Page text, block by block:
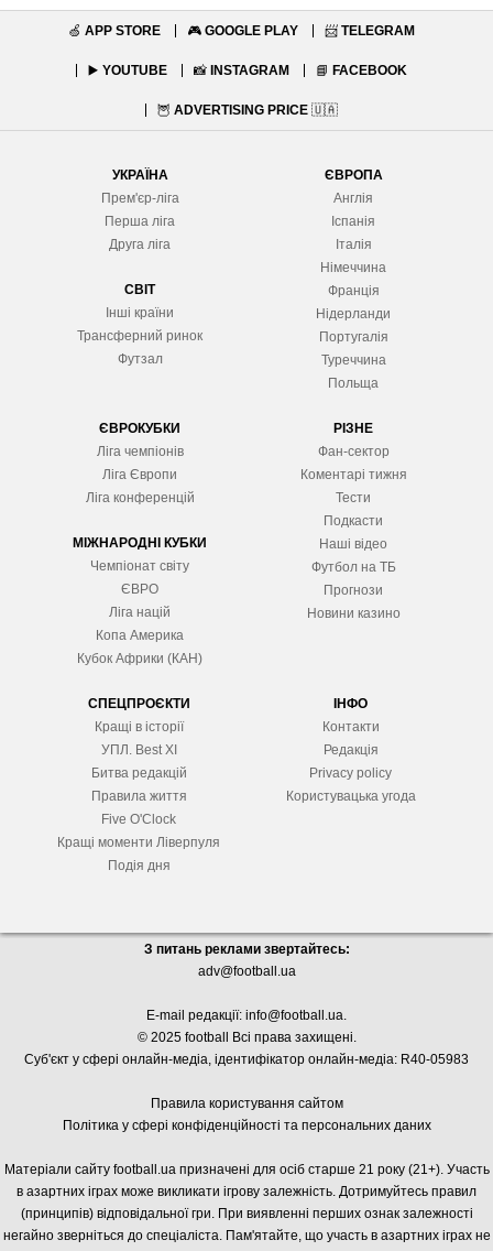
🍏 APP STORE 🎮 GOOGLE PLAY 📨 TELEGRAM
▶️ YOUTUBE 📸 INSTAGRAM 📘 FACEBOOK
🦉 ADVERTISING PRICE 🇺🇦
УКРАЇНА
Прем'єр-ліга
Перша ліга
Друга ліга
СВІТ
Інші країни
Трансферний ринок
Футзал
ЄВРОПА
Англія
Іспанія
Італія
Німеччина
Франція
Нідерланди
Португалія
Туреччина
Польща
ЄВРОКУБКИ
Ліга чемпіонів
Ліга Європи
Ліга конференцій
МІЖНАРОДНІ КУБКИ
Чемпіонат світу
ЄВРО
Ліга націй
Копа Америка
Кубок Африки (КАН)
РІЗНЕ
Фан-сектор
Коментарі тижня
Тести
Подкасти
Наші відео
Футбол на ТБ
Прогнози
Новини казино
СПЕЦПРОЄКТИ
Кращі в історії
УПЛ. Best XІ
Битва редакцій
Правила життя
Five O'Clock
Кращі моменти Ліверпуля
Подія дня
ІНФО
Контакти
Редакція
Privacy policy
Користувацька угода
З питань реклами звертайтесь:
adv@football.ua
E-mail редакції: info@football.ua.
© 2025 football Всі права захищені.
Суб'єкт у сфері онлайн-медіа, ідентифікатор онлайн-медіа: R40-05983
Правила користування сайтом
Політика у сфері конфіденційності та персональних даних
Матеріали сайту football.ua призначені для осіб старше 21 року (21+). Участь
в азартних іграх може викликати ігрову залежність. Дотримуйтесь правил
(принципів) відповідальної гри. При виявленні перших ознак залежності
негайно зверніться до спеціаліста. Пам'ятайте, що участь в азартних іграх не